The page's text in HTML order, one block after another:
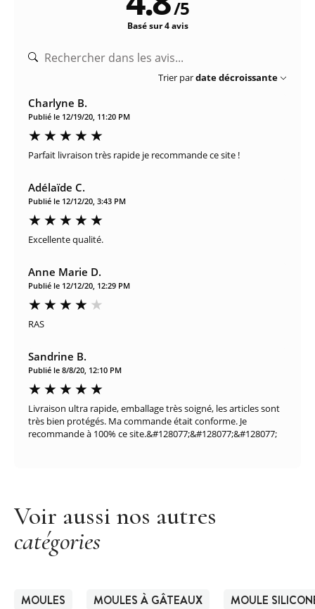
/5
Basé sur 4 avis
Trier pardate décroissante
Charlyne B.
Publié le 12/19/20, 11:20 PM
Parfait livraison très rapide je recommande ce site !
Adélaïde C.
Publié le 12/12/20, 3:43 PM
Excellente qualité.
Anne Marie D.
Publié le 12/12/20, 12:29 PM
RAS
Sandrine B.
Publié le 8/8/20, 12:10 PM
Livraison ultra rapide, emballage très soigné, les articles sont
très bien protégés. Ma commande était conforme. Je
recommande à 100% ce site.&#128077;&#128077;&#128077;
Voir aussi nos autres
catégories
MOULES MOULES À GÂTEAUX MOULE